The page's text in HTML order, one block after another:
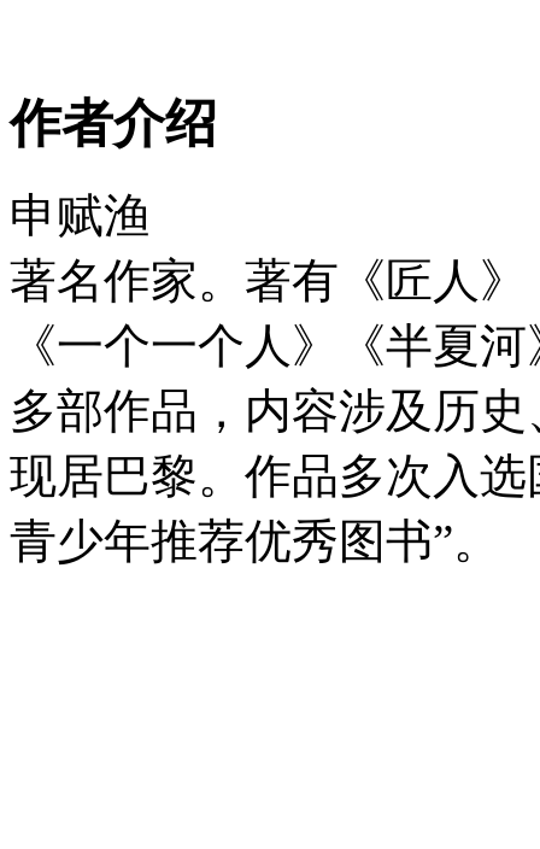
作者介绍
申赋渔
著名作家。著有《匠人
《一个一个人》《半夏
多部作品，内容涉及历
现居巴黎。作品多次入
青少年推荐优秀图书”。